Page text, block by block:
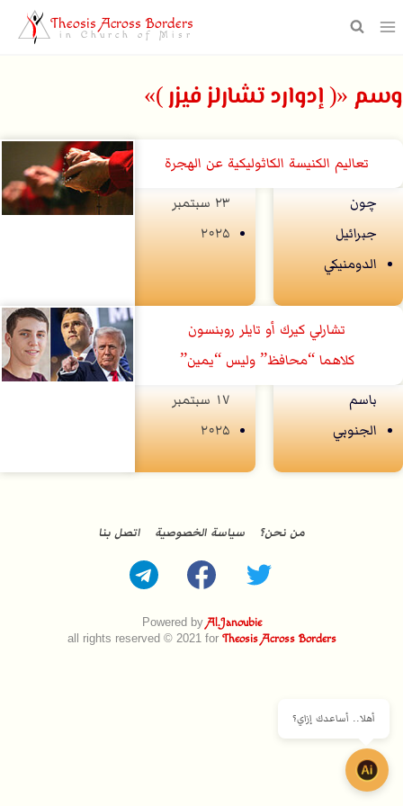
Theosis Across Borders
in Church of Misr
وسم «( إدوارد تشارلز فيزر )»
تعاليم الكنيسة الكاثوليكية عن الهجرة
چون
جبرائيل
الدومنيكي
۲۳ سبتمبر
۲۰۲۵
تشارلي كيرك أو تايلر روبنسون
كلاهما “محافظ” وليس “يمين”
باسم
الجنوبي
۱۷ سبتمبر
۲۰۲۵
Powered byAl.Janoubie
all rights reserved © 2021 for Theosis Across Borders
من نحن؟ سياسة الخصوصية اتصل بنا
أهلا.. أساعدك إزاي؟